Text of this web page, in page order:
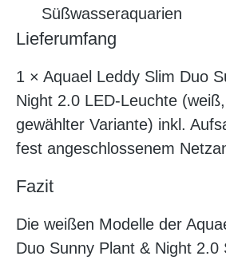
Süßwasseraquarien
Lieferumfang
1 × Aquael Leddy Slim Duo
Night 2.0 LED-Leuchte
gewählter Variante) inkl.
fest angeschlossenem
Fazit
Die weißen Modelle der
Duo Sunny Plant & Night 2.0